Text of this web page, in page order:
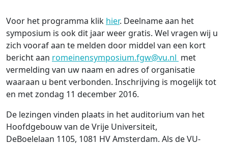
Voor het programma klik hier. Deelname aan het
symposium is ook dit jaar weer gratis. Wel vragen wij u
zich vooraf aan te melden door middel van een kort
bericht aan romeinensymposium.fgw@vu.nl met
vermelding van uw naam en adres of organisatie
waaraan u bent verbonden. Inschrijving is mogelijk tot
en met zondag 11 december 2016.
De lezingen vinden plaats in het auditorium van het
Hoofdgebouw van de Vrije Universiteit,
DeBoelelaan 1105, 1081 HV Amsterdam. Als de VU-